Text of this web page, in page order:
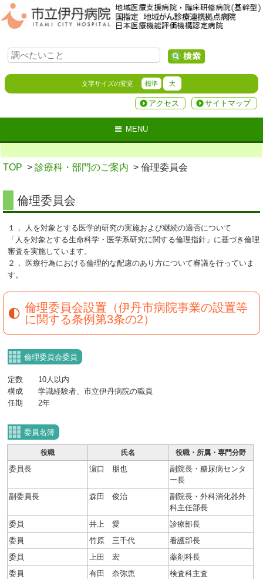
文字サイズの変更 標準 大
サイトマップ
アクセス
MENU
TOP > 診療科・部門のご案内 > 倫理委員会
倫理委員会
１， 人を対象とする医学的研究の実施および継続の適否について
「人を対象とする生命科学・医学系研究に関する倫理指針」に基づき倫理
審査を実施しています。
２， 医療行為における倫理的な配慮のあり方について審議を行っていま
す。
倫理委員会設置（伊丹市病院事業の設置等
に関する条例第3条の2）
倫理委員会委員
定数 10人以内
構成 学識経験者、市立伊丹病院の職員
任期 2年
委員名簿
役職 氏名 役職・所属・専門分野
委員長 濵口 朋也
副院長・糖尿病センタ
ー長
副委員長
森田 俊治
副院長・外科消化器外
科主任部長
委員
井上 愛
診療部長
委員
竹原 三千代
看護部長
委員
上田 宏
薬剤科長
委員
有田 奈弥恵
検査科主査